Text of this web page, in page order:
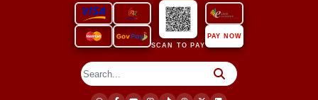
SCAN TO PAY
PAY NOW